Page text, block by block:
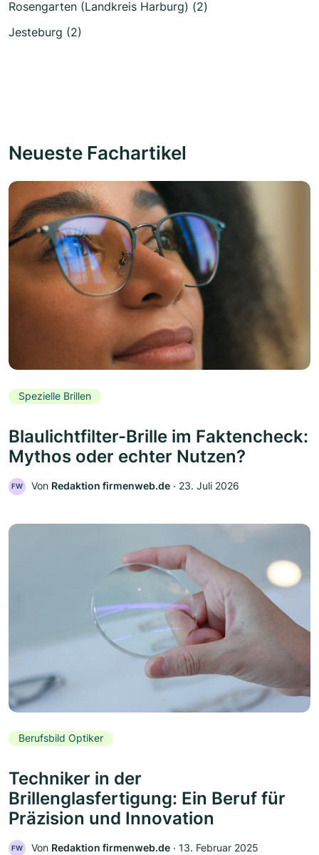
Rosengarten (Landkreis Harburg) (2)
Jesteburg (2)
Neueste Fachartikel
Spezielle Brillen
Blaulichtfilter-Brille im Faktencheck:
Mythos oder echter Nutzen?
FW Von Redaktion firmenweb.de ‧ 23. Juli 2026
Berufsbild Optiker
Techniker in der
Brillenglasfertigung: Ein Beruf für
Präzision und Innovation
FW Von Redaktion firmenweb.de ‧ 13. Februar 2025